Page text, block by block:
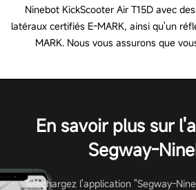
Ninebot KickScooter Air T15D avec
latéraux certifiés E-MARK, ainsi qu'un
MARK. Nous vous assurons que
En savoir plus sur
Segway-
Téléchargez l'application "Segway-